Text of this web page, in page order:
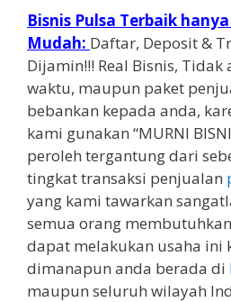
Bisnis Pulsa Terbaik
Mudah: Daftar, Deposit &
Dijamin!!! Real Bisnis, Tidak
waktu, maupun paket
bebankan kepada anda,
kami gunakan “MURNI
peroleh tergantung dari
tingkat transaksi penjualan
yang kami tawarkan
semua orang
dapat melakukan usaha ini
dimanapun anda berada di
maupun seluruh wilayah